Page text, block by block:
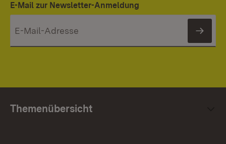
E-Mail zur Newsletter-Anmeldung
Themenübersicht